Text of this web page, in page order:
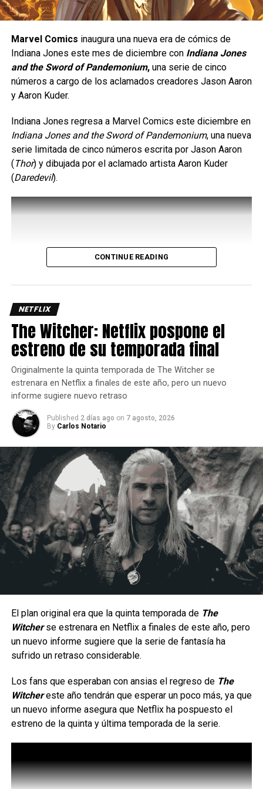
estilo de juego ofensivo;se trata de un personaje de
tiporushdown, cuyo objetivo es mantenerse cerca del
rival para presionarlo de manera constante y obligarlo a
cometer errores. Su estilo de combate está inspirado en
Eskrima
, un arte marcial filipino, e incorpora el uso de
un
, además de una gran movilidad, ataques
rápidos y múltiples opciones para extender combos.
Uno de los aspectos más interesantes de su kit es el
largas y con mayor daño, así que administrar
provecho del personaje ya que requiere de dos barras de
energía.
Un estilo arriesgado y difícil de dominar.
Al ser una peleadora cuyo estilo de juego se enfoca en la
constante presión a corta distancia, la hace un personaje
con una jugabilidad muy arriesgada ya que por lo mismo no
hay margen para errores, puesto que una combo fallido
significa una ventana muy corta para recuperarse antes de
que el oponente contraataque; aunque en manos
experimentadas puede generar una presión constante
gracias a su velocidad, movilidad y capacidad para alternar
Marvel Comics inaugura una nueva era de cómics de
Indiana Jones este mes de diciembre con Indiana Jones
and the Sword of Pandemonium,una serie de cinco
números a cargo de los aclamados creadores Jason Aaron
y Aaron Kuder.
Indiana Jones regresa a Marvel Comics este diciembre en
Indiana Jones and the Sword of Pandemonium, una nueva
serie limitada de cinco números escrita por Jason Aaron
(Thor) y dibujada por el aclamado artista Aaron Kuder
(Daredevil).
La serie da inicio a una etapa totalmente nueva de
aventuras en cómic para el icónico arqueólogo,
ambientada en la época de las películas originales que
Tras los sucesos deEn busca del arca perdida, los
villanos más infames de Indy —incluido el improbable
regreso de un archienemigo— buscan una nueva y
aterradora fuente de poder para resarcirse de sus
Un poder que ha caído en manos de su antigua compañera,
CONTINUE READING
NETFLIX
The Witcher: Netflix pospone el
estreno de su temporada final
Originalmente la quinta temporada de The Witcher se
estrenara en Netflix a finales de este año, pero un nuevo
informe sugiere nuevo retraso
Published 2 días ago on 7 agosto, 2026
By Carlos Notario
El plan original era que la quinta temporada de The
Witcher se estrenara en Netflix a finales de este año, pero
un nuevo informe sugiere que la serie de fantasía ha
sufrido un retraso considerable.
Los fans que esperaban con ansias el regreso de The
Witcher este año tendrán que esperar un poco más, ya que
un nuevo informe asegura que Netflix ha pospuesto el
estreno de la quinta y última temporada de la serie.